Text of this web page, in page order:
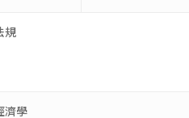
規
濟學